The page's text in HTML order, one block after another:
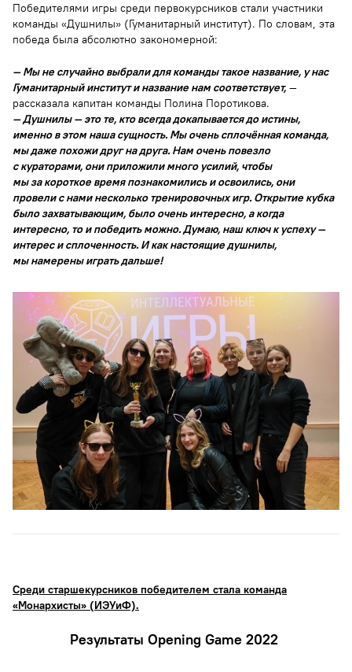
Победителями игры среди первокурсников стали участники
команды «Душнилы» (Гуманитарный институт). По словам, эта
победа была абсолютно закономерной:
— Мы не случайно выбрали для команды такое название, у нас
Гуманитарный институт и название нам соответствует, —
рассказала капитан команды Полина Поротикова.
— Душнилы — это те, кто всегда докапывается до истины,
именно в этом наша сущность. Мы очень сплочённая команда,
мы даже похожи друг на друга. Нам очень повезло
с кураторами, они приложили много усилий, чтобы
мы за короткое время познакомились и освоились, они
провели с нами несколько тренировочных игр. Открытие кубка
было захватывающим, было очень интересно, а когда
интересно, то и победить можно. Думаю, наш ключ к успеху —
интерес и сплоченность. И как настоящие душнилы,
мы намерены играть дальше!
Среди старшекурсников победителем стала команда
«Монархисты» (ИЭУиФ).
Результаты Opening Game 2022